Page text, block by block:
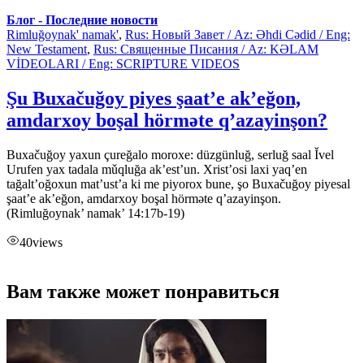
Блог - Последние новости
Rimluğoynak' namak', Rus: Новый Завет / Az: Əhdi Cədid / Eng:
New Testament, Rus: Священные Писания / Az: KƏLAM
VİDEOLARI / Eng: SCRIPTURE VIDEOS
Şu Buxačuğoy piyes şaat’e ak’eğon,
amdarxoy boşal hörməte q’azayinşon?
Buxačuğoy yaxun çureğalo moroxe: düzgünluğ, serluğ saal Ǐvel
Urufen yax tadala mǔqluğa ak’est’un. Xrist’osi laxi yaq’en
tağalt’oğoxun mat’ust’a ki me piyorox bune, şo Buxačuğoy piyesal
şaat’e ak’eğon, amdarxoy boşal hörməte q’azayinşon.
(Rimluğoynak’ namak’ 14:17b-19)
40views
Вам также может понравиться